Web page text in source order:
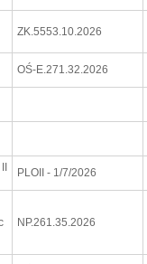
ZK.5553.10.2026
OŚ-E.271.32.2026
PLOII - 1/7/2026
NP.261.35.2026